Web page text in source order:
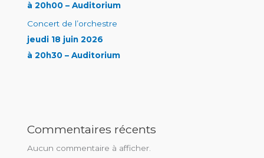
à 20h00 – Auditorium
Concert de l’orchestre
jeudi 18 juin 2026
à 20h30 – Auditorium
Commentaires récents
Aucun commentaire à afficher.